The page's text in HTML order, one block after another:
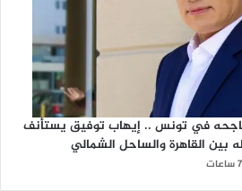
في تونس .. إيهاب توفيق يستأنف
بين القاهرة والساحل الشمالي